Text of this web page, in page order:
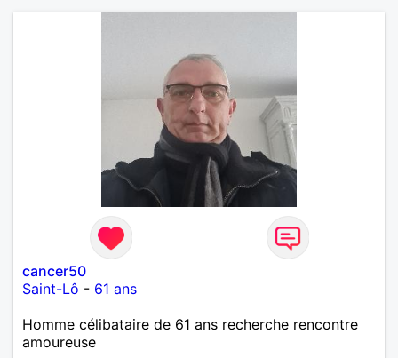
cancer50
Saint-Lô - 61 ans
Homme célibataire de 61 ans recherche rencontre
amoureuse